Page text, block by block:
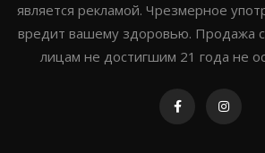
является рекламой. Чрезмерное
вредит вашему здоровью. Продажа
лицам не достигшим 21 года не
Dewar`s
Green spot